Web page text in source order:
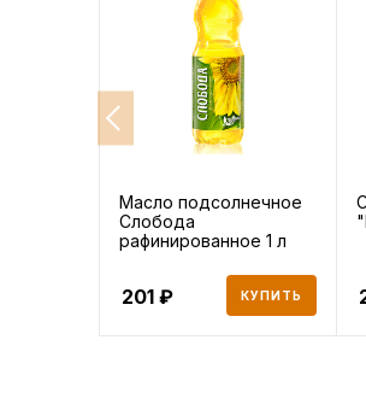
Масло подсолнечное
Слобода
рафинированное 1 л
201 КУПИТЬ